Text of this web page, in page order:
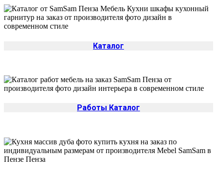
Каталог
Работы Каталог